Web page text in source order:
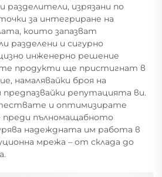
изрязани по
за интегриране на
които запазват
разделени и сигурно
инженерно решение
продукти ще пристигнат в
намалявайки броя на
репутацията ви.
и оптимизирате
преди пълномащабното
надеждната им работа в
мрежа – от склада до